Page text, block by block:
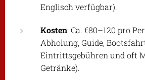
Englisch verfügbar).
Kosten: Ca. €80–120 pro
Abholung, Guide,
Eintrittsgebühren und oft
Getränke).